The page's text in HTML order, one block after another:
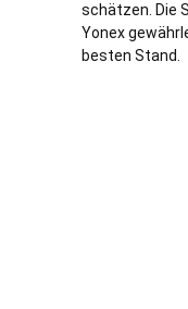
schätzen. Die
Yonex
besten Stand.